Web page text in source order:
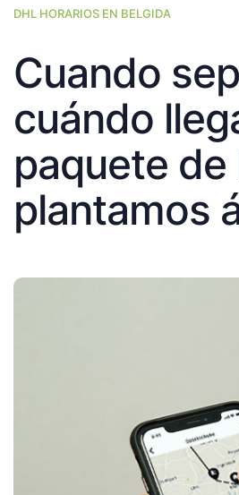
DHL HORARIOS EN BELGIDA
Cuando
cuándo
paquete de
plantamos